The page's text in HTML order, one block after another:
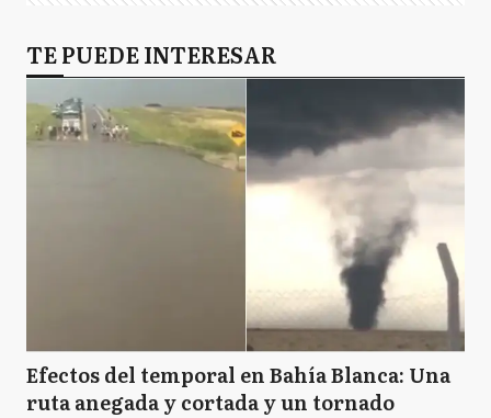
TE PUEDE INTERESAR
Efectos del temporal en Bahía Blanca: Una
ruta anegada y cortada y un tornado